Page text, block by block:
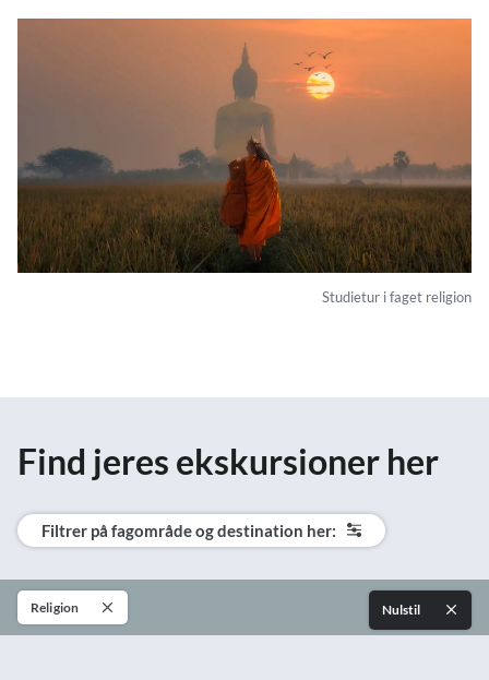
Studietur i faget religion
Find jeres ekskursioner her
Filtrer på fagområde og destination her:
Religion Nulstil